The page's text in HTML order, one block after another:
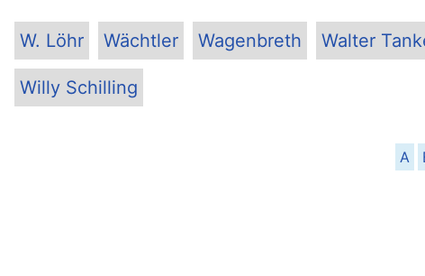
W. Löhr Wächtler Wagenbreth Walter
Willy Schilling
A